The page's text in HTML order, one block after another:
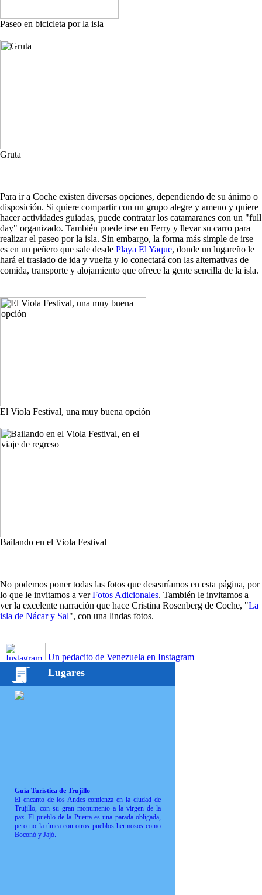
Paseo en bicicleta por la isla
Gruta
Para ir a Coche existen diversas opciones, dependiendo de su ánimo o
disposición. Si quiere compartir con un grupo alegre y ameno y quiere
hacer actividades guiadas, puede contratar los catamaranes con un "full
day" organizado. También puede irse en Ferry y llevar su carro para
realizar el paseo por la isla. Sin embargo, la forma más simple de irse
es en un peñero que sale desde Playa El Yaque, donde un lugareño le
hará el traslado de ida y vuelta y lo conectará con las alternativas de
comida, transporte y alojamiento que ofrece la gente sencilla de la isla.
El Viola Festival, una muy buena opción
Bailando en el Viola Festival
No podemos poner todas las fotos que desearíamos en esta página, por
lo que le invitamos a verFotos Adicionales. También le invitamos a
ver la excelente narración que hace Cristina Rosenberg de Coche, "La
isla de Nácar y Sal", con una lindas fotos.
Un pedacito de Venezuela en Instagram
Lugares
Guía Turística de Trujillo
El encanto de los Andes comienza en la ciudad de
Trujillo, con su gran monumento a la virgen de la
paz. El pueblo de la Puerta es una parada obligada,
pero no la única con otros pueblos hermosos como
Boconó y Jajó.